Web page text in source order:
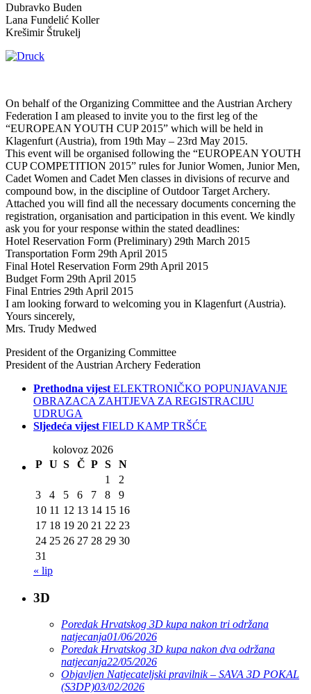
Dubravko Buden
Lana Fundelić Koller
Krešimir Štrukelj
On behalf of the Organizing Committee and the Austrian Archery
Federation I am pleased to invite you to the first leg of the
“EUROPEAN YOUTH CUP 2015” which will be held in
Klagenfurt (Austria), from 19th May – 23rd May 2015.
This event will be organised following the “EUROPEAN YOUTH
CUP COMPETITION 2015” rules for Junior Women, Junior Men,
Cadet Women and Cadet Men classes in divisions of recurve and
compound bow, in the discipline of Outdoor Target Archery.
Attached you will find all the necessary documents concerning the
registration, organisation and participation in this event. We kindly
ask you for your response within the stated deadlines:
Hotel Reservation Form (Preliminary) 29th March 2015
Transportation Form 29th April 2015
Final Hotel Reservation Form 29th April 2015
Budget Form 29th April 2015
Final Entries 29th April 2015
I am looking forward to welcoming you in Klagenfurt (Austria).
Yours sincerely,
Mrs. Trudy Medwed
President of the Organizing Committee
President of the Austrian Archery Federation
Prethodna vijest ELEKTRONIČKO POPUNJAVANJE
OBRAZACA ZAHTJEVA ZA REGISTRACIJU
UDRUGA
Sljedeća vijest FIELD KAMP TRŠĆE
kolovoz 2026
P U S Č P S
N
1
2
3
4 5 6 7 8
9
10 11 12 13 14 15 16
17 18 19 20 21 22 23
24 25 26 27 28 29 30
31
« lip
3D
Poredak Hrvatskog 3D kupa nakon tri održana
natjecanja01/06/2026
Poredak Hrvatskog 3D kupa nakon dva održana
natjecanja22/05/2026
Objavljen Natjecateljski pravilnik – SAVA 3D POKAL
(S3DP)03/02/2026